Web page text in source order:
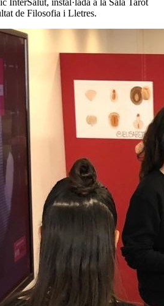
InterSalut, instal·lada a la Sala Tarot
de Filosofia i Lletres.